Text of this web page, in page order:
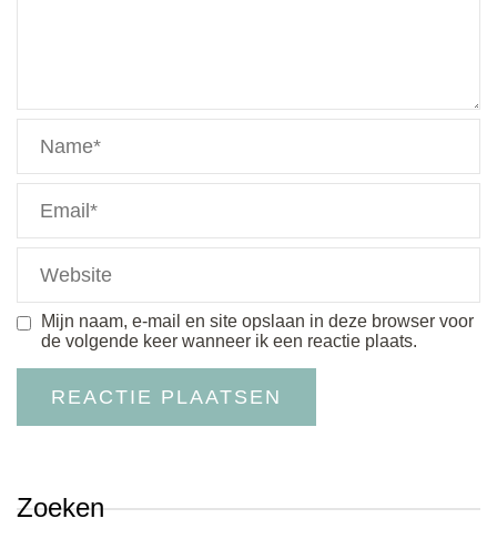
Mijn naam, e-mail en site opslaan in deze browser voor
de volgende keer wanneer ik een reactie plaats.
Zoeken